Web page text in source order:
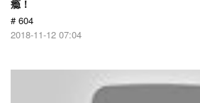
瘾！
# 604
2018-11-12 07:04